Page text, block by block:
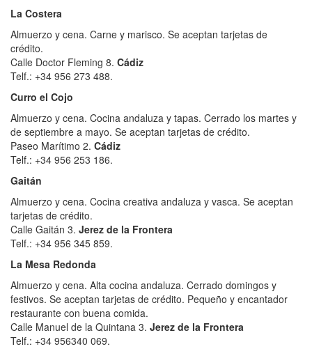
La Costera
Almuerzo y cena. Carne y marisco. Se aceptan tarjetas de
crédito.
Calle Doctor Fleming 8. Cádiz
Telf.: +34 956 273 488.
Curro el Cojo
Almuerzo y cena. Cocina andaluza y tapas. Cerrado los martes y
de septiembre a mayo. Se aceptan tarjetas de crédito.
Paseo Marítimo 2. Cádiz
Telf.: +34 956 253 186.
Gaitán
Almuerzo y cena. Cocina creativa andaluza y vasca. Se aceptan
tarjetas de crédito.
Calle Gaitán 3. Jerez de la Frontera
Telf.: +34 956 345 859.
La Mesa Redonda
Almuerzo y cena. Alta cocina andaluza. Cerrado domingos y
festivos. Se aceptan tarjetas de crédito. Pequeño y encantador
restaurante con buena comida.
Calle Manuel de la Quintana 3. Jerez de la Frontera
Telf.: +34 956340 069.